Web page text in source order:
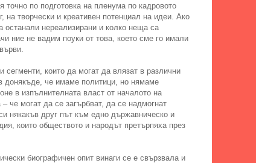
по подготовка на пленума по кадровото
творчески и креативен потенциал на идеи. Ако
останали нереализирани и колко неща са
ние не вадим поуки от това, което сме го имали
сегменти, които да могат да влязат в различни
донякъде, че имаме политици, но нямаме
в изпълнителната власт от началото на
че могат да се загърбват, да се надмогнат
някакъв друг път към едно държавническо и
които обществото и народът претърпяха през
биографичен опит винаги се е свързвала и